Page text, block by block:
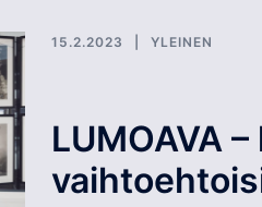
15.2.2023 YLEINEN
LUMOAVA